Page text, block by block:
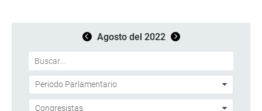
Agosto del 2022